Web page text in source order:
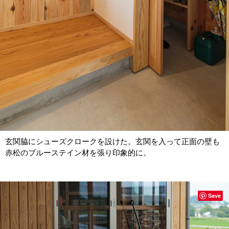
玄関脇にシューズクロークを設けた。玄関を入って正面の壁も
赤松のブルーステイン材を張り印象的に。
Save